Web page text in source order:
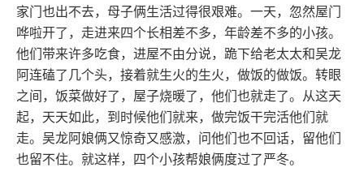
家门也出不去，母子俩生活过得很艰难。一天，忽然屋门
哗啦开了，走进来四个长相差不多，年龄差不多的小孩。
他们带来许多吃食，进屋不由分说，跪下给老太太和吴龙
阿连磕了几个头，接着就生火的生火，做饭的做饭。转眼
之间，饭菜做好了，屋子烧暖了，他们也就走了。从这天
起，天天如此，到时候他们就来，做完饭干完活他们就
走。吴龙阿娘俩又惊奇又感激，问他们也不回话，留他们
也留不住。就这样，四个小孩帮娘俩度过了严冬。